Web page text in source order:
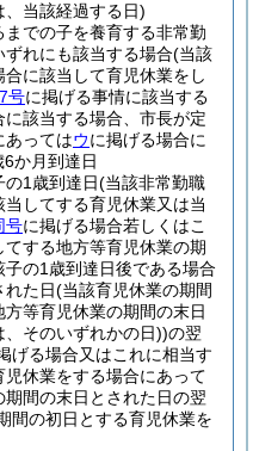
当該経過する日)
での子を養育する非常勤
れにも該当する場合(当該
に該当して育児休業をし
号に掲げる事情に該当する
に該当する場合、市長が定
あってはウに掲げる場合に
か月到達日
の1歳到達日(当該非常勤職
してする育児休業又は当
号に掲げる場合若しくはこ
する地方等育児休業の期
の1歳到達日後である場合
れた日(当該育児休業の期間
等育児休業の期間の末日
、そのいずれかの日))の翌
げる場合又はこれに相当す
休業をする場合にあって
間の末日とされた日の翌
間の初日とする育児休業を